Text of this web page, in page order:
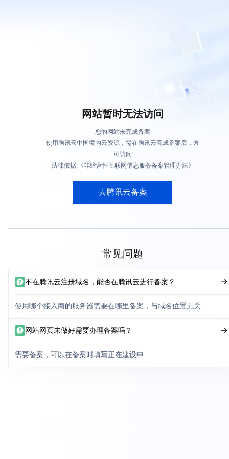
网站暂时无法访问
您的网站未完成备案
使用腾讯云中国境内云资源，需在腾讯云完成备案后，方
可访问
法律依据:《非经营性互联网信息服务备案管理办法》
去腾讯云备案
常见问题
不在腾讯云注册域名，能否在腾讯云进行备案？
使用哪个接入商的服务器需要在哪里备案，与域名位置无关
网站网页未做好需要办理备案吗？
需要备案，可以在备案时填写正在建设中